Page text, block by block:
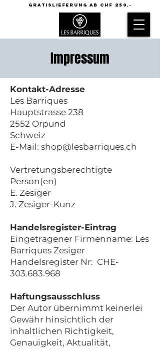
GRATISLIEFERUNG AB CHF 250.-
Impressum
Kontakt-Adresse
Les Barriques
Hauptstrasse 238
2552 Orpund
Schweiz
E-Mail: shop@lesbarriques.ch
Vertretungsberechtigte
Person(en)
E. Zesiger
J. Zesiger-Kunz
Handelsregister-Eintrag
Eingetragener Firmenname: Les
Barriques Zesiger
Handelsregister Nr: CHE-
303.683.968
Haftungsausschluss
Der Autor übernimmt keinerlei
Gewähr hinsichtlich der
inhaltlichen Richtigkeit,
Genauigkeit, Aktualität,